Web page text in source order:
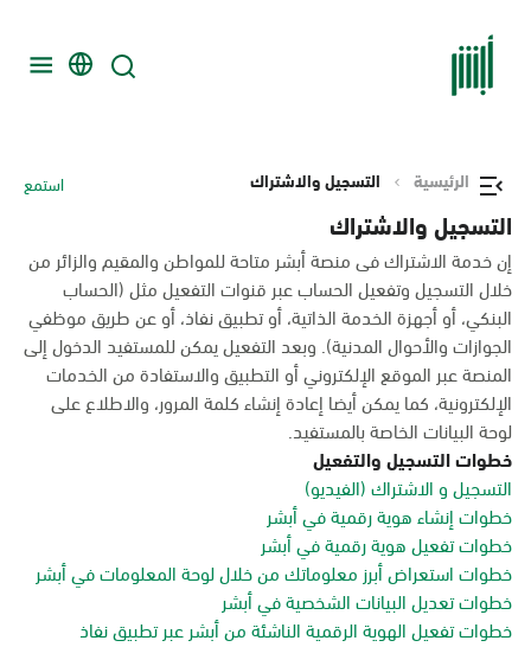
الرئيسية التسجيل والاشتراك استمع
التسجيل والاشتراك
إن خدمة الاشتراك فى منصة أبشر متاحة للمواطن والمقيم والزائر من
خلال التسجيل وتفعيل الحساب عبر قنوات التفعيل مثل (الحساب
البنكي، أو أجهزة الخدمة الذاتية، أو تطبيق نفاذ، أو عن طريق موظفي
الجوازات والأحوال المدنية). وبعد التفعيل يمكن للمستفيد الدخول إلى
المنصة عبر الموقع الإلكتروني أو التطبيق والاستفادة من الخدمات
الإلكترونية، كما يمكن أيضا إعادة إنشاء كلمة المرور، والاطلاع على
لوحة البيانات الخاصة بالمستفيد.
خطوات التسجيل والتفعيل
التسجيل و الاشتراك (الفيديو)
خطوات إنشاء هوية رقمية في أبشر
خطوات تفعيل هوية رقمية في أبشر
خطوات استعراض أبرز معلوماتك من خلال لوحة المعلومات في أبشر
خطوات تعديل البيانات الشخصية في أبشر
خطوات تفعيل الهوية الرقمية الناشئة من أبشر عبر تطبيق نفاذ